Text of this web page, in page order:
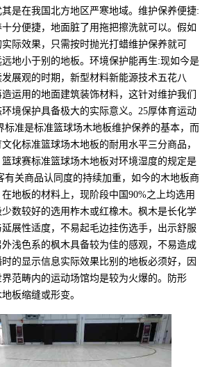
是在我国北方地区严寒地域。维护保养便捷:
分便捷，地面脏了用拖把擦洗就可以。假如
际效果，只需按时抛光打蜡维护保养就可
地小于别的地板。环境保护能再生:现如今是
展观的时期，新型材料新能源技术五花八
运用的地面建筑装饰材料，这针对维护我们
境保护具备极大的实际意义。25厚体育运动
标准是标准篮球场木地板维护保养的基本，而
化标准篮球场木地板的耐用水平三分商品，
球赛标准篮球场木地板对环境湿度的规定是
有关商品认同度的持续加重，如今的木地板商
地板的材料上，现阶段中国90%之上均选用
数较好的选用柞木或红橡木。枫木是长化学
展性适度，不易起毛边挂伤选手，出示舒服
浅色系的枫木具备较为佳的感观，不易造成
的显示信息实际效果比别的地板必须好，因
范畴内的运动场馆均是较为火爆的。防形
板缩缝或形变。